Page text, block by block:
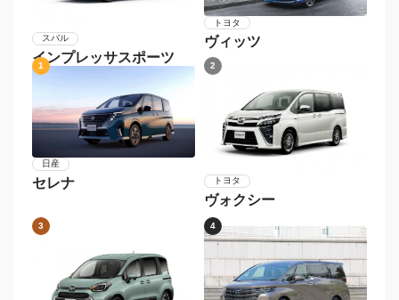
スバル
インプレッサスポーツ
トヨタ
ヴィッツ
1
日産
セレナ
2
トヨタ
ヴォクシー
3 4